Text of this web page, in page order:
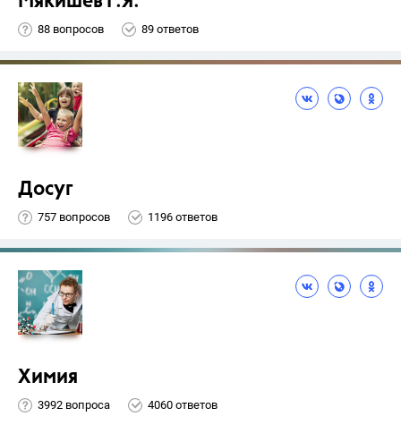
88 вопросов 89 ответов
Досуг
757 вопросов 1196 ответов
Химия
3992 вопроса 4060 ответов